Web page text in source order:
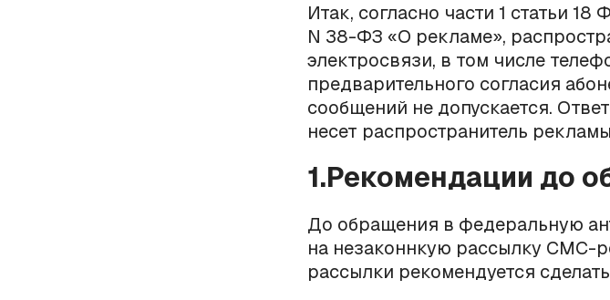
Итак, согласно части 1 статьи
N 38-ФЗ «О рекламе»,
электросвязи, в том числе
предварительного согласия
сообщений не допускается.
несет распространитель
1.Рекомендации до
До обращения в федеральную
на незаконнкую рассылку СМС-
рассылки рекомендуется